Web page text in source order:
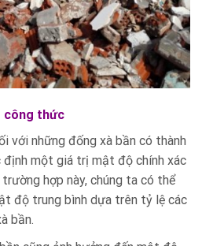
công thức
với những đống xà bần có thành
định một giá trị mật độ chính xác
trường hợp này, chúng ta có thể
độ trung bình dựa trên tỷ lệ các
bần.